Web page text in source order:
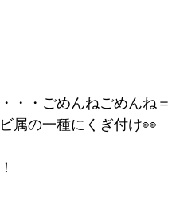
・・ごめんねごめんね＝
属の一種にくぎ付け👀